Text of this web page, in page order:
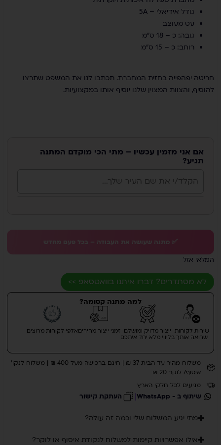
גודל אידיאלי – 5A
עט מעוצב
גובה: כ – 18 ס"מ
רוחב: כ – 15 ס"מ
חריטה יפהפייה בחזית המחברת. תכתבו לנו את המשפט שתרצו
להוסיף, והצוות המצוין שלנו יוסיף אותו במקצועיות.
אם אני מזמין עכשיו – מתי הכי מוקדם המתנה
תגיע?
✅ מתנה שעושה את העבודה – בכל פעם מחדש
המלאי אזל
לא מסתדרים? דברו איתנו בוואטסאפ >>
למה מתנה קסומה?
שירות לקוחות
שרואה אותך
ייצור מדויק ומושלם
בליווי מלא יחד איתכם
זמני ייצור מהיריםאלפי לקוחות מרוצים
משלוח מהיר עד הבית 37 ₪ | חינם ברכישה מעל 400 ₪ | משלוח לנקו'
איסוף/ לוקר 20 ₪
מגיעים לכל חלקי הארץ
שיתוף ב - WhatsApp | העתקת קישור
מתי יגיע המשלוח שלי וכמה זה עולה?
אילו אפשרויות קיימות למשלוח לנקודת איסוף או לוקר?